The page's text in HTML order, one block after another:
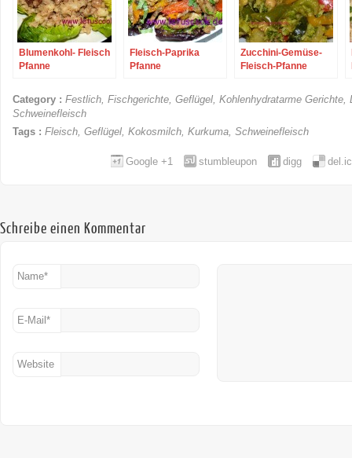
Blumenkohl- Fleisch
Pfanne
Fleisch-Paprika
Pfanne
Zucchini-Gemüse-
Fleisch-Pfanne
Category : Festlich, Fischgerichte, Geflügel, Kohlenhydratarme Gerichte,
Schweinefleisch
Tags : Fleisch, Geflügel, Kokosmilch, Kurkuma, Schweinefleisch
digg
stumbleupon
Google +1
Schreibe einen Kommentar
Name*
E-Mail *
Website